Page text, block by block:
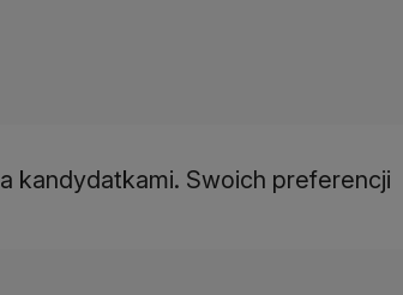
kandydatkami. Swoich preferencji